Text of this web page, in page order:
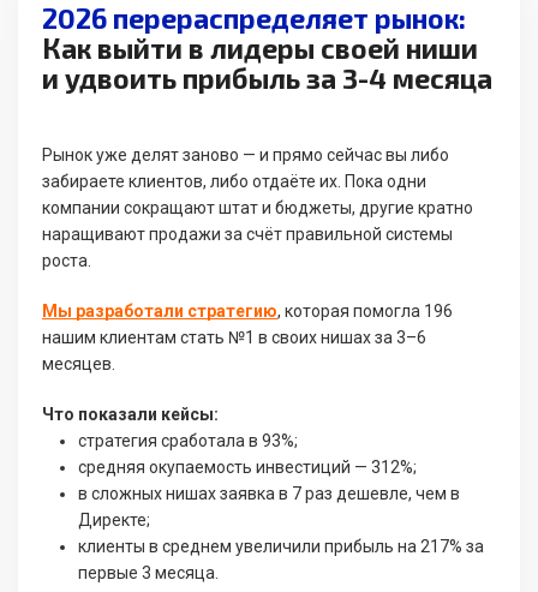
2026 перераспределяет рынок:
Как выйти в лидеры своей ниши
и удвоить прибыль за 3-4 месяца
Рынок уже делят заново — и прямо сейчас вы либо
забираете клиентов, либо отдаёте их. Пока одни
компании сокращают штат и бюджеты, другие кратно
наращивают продажи за счёт правильной системы
роста.
Мы разработали стратегию, которая помогла 196
нашим клиентам стать №1 в своих нишах за 3–6
месяцев.
Что показали кейсы:
стратегия сработала в 93%;
средняя окупаемость инвестиций — 312%;
в сложных нишах заявка в 7 раз дешевле, чем в
Директе;
клиенты в среднем увеличили прибыль на 217% за
первые 3 месяца.